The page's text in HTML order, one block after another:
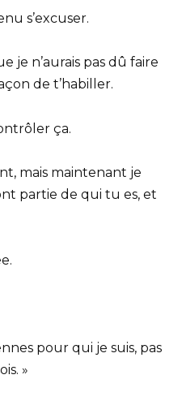
s’excuser.
je n’aurais pas dû faire
de t’habiller.
ça.
mais maintenant je
partie de qui tu es, et
pour qui je suis, pas
»